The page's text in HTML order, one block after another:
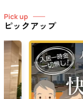
Pick up
ピックアップ